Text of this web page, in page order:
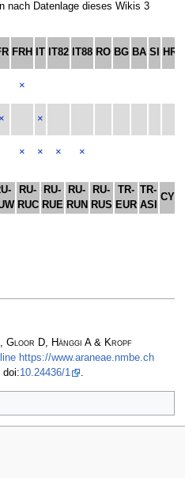
nach Datenlage dieses Wikis 3
FRH IT IT82 IT88 RO BG BA SI HR
×
× ×
× × × ×
RU-
RUC
RU-
RUE
RU-
RUN
RU-
RUS
TR-
EUR
TR-
ASI
CY
Gloor D, Hänggi A & Kropf
https://www.araneae.nmbe.ch
doi:10.24436/1 .